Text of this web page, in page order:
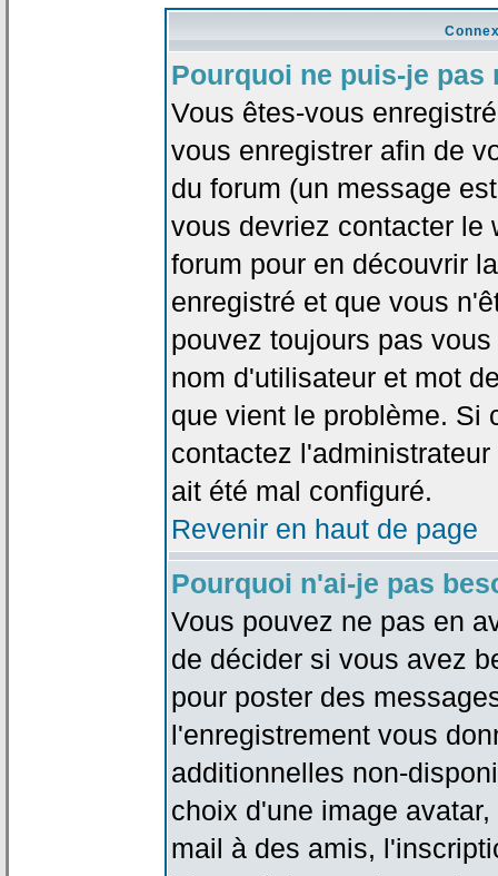
Pourquoi ne puis-je pas
Vous êtes-vous
vous enregistrer afin de
du forum (un message
vous devriez contacter le
forum pour en découvrir
enregistré et que vous
pouvez toujours pas
nom d'utilisateur et mot
que vient le problème. Si
contactez
ait été mal configuré.
Revenir en haut de page
Pourquoi n'ai-je pas
Vous pouvez ne pas en
de décider si vous avez
pour poster des
l'enregistrement vous
additionnelles non-
choix d'une image
mail à des amis,